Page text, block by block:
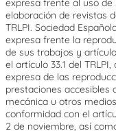
expresa frente al uso
elaboración de revistas
TRLPI. Sociedad
expresa frente la
de sus trabajos y
el artículo 33.1 del
expresa de las
prestaciones accesibles
mecánica u otros
conformidad con el
2 de noviembre, así